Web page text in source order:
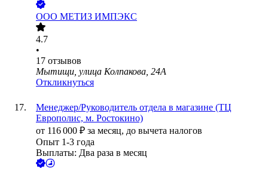
ООО МЕТИЗ ИМПЭКС
4.7
•
17 отзывов
Мытищи, улица Колпакова, 24А
Откликнуться
Менеджер/Руководитель отдела в магазине (ТЦ
Европолис, м. Ростокино)
от 116 000 ₽ за месяц, до вычета налогов
Опыт 1-3 года
Выплаты: Два раза в месяц